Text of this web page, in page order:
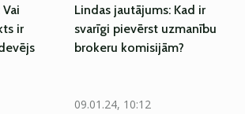
ir
Lindas jautājums: Kad ir
svarīgi pievērst uzmanību
brokeru komisijām?
09.01.24, 10:12